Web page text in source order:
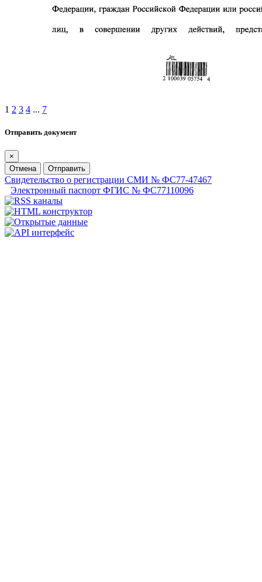
1 2 3 4 ... 7
Отправить документ
×
Отмена
Отправить
Свидетельство о регистрации СМИ № ФС77-47467
Электронный паспорт ФГИС № ФС77110096